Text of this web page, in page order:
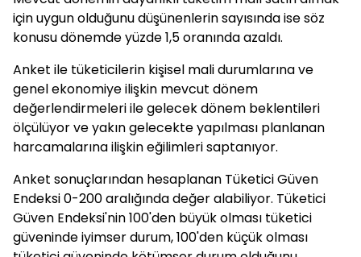
için uygun olduğunu düşünenlerin sayısında ise söz
konusu dönemde yüzde 1,5 oranında azaldı.
Anket ile tüketicilerin kişisel mali durumlarına ve
genel ekonomiye ilişkin mevcut dönem
değerlendirmeleri ile gelecek dönem beklentileri
ölçülüyor ve yakın gelecekte yapılması planlanan
harcamalarına ilişkin eğilimleri saptanıyor.
Anket sonuçlarından hesaplanan Tüketici Güven
Endeksi 0-200 aralığında değer alabiliyor. Tüketici
Güven Endeksi'nin 100'den büyük olması tüketici
güveninde iyimser durum, 100'den küçük olması